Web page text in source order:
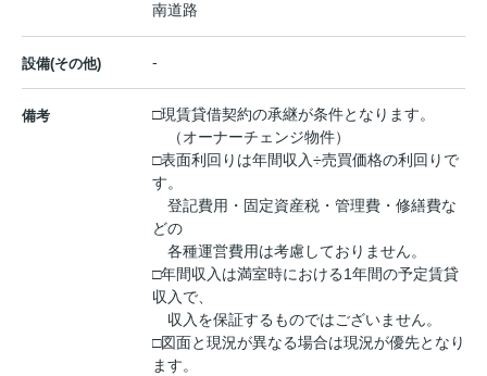
南道路
設備(その他) -
備考
□現賃貸借契約の承継が条件となります。
（オーナーチェンジ物件）
□表面利回りは年間収入÷売買価格の利回りで
す。
登記費用・固定資産税・管理費・修繕費な
どの
各種運営費用は考慮しておりません。
□年間収入は満室時における1年間の予定賃貸
収入で、
収入を保証するものではございません。
□図面と現況が異なる場合は現況が優先となり
ます。